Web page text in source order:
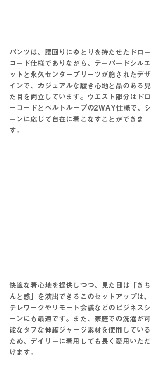
パンツは、腰回りにゆとりを持たせたドロー
コード仕様でありながら、テーパードシルエ
ットと永久センタープリーツが施されたデザ
インで、カジュアルな履き心地と品のある見
た目を両立しています。ウエスト部分はドロ
ーコードとベルトループの2WAY仕様で、シ
ーンに応じて自在に着こなすことができま
す。
快適な着心地を提供しつつ、見た目は「きち
んと感」を演出できるこのセットアップは、
テレワークやリモート会議などのビジネスシ
ーンにも最適です。また、家庭での洗濯が可
能なタフな伸縮ジャージ素材を使用している
ため、デイリーに着用しても長く愛用いただ
けます。